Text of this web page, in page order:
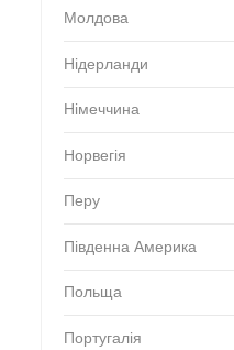
Молдова
Нідерланди
Німеччина
Норвегія
Перу
Південна Америка
Польща
Португалія